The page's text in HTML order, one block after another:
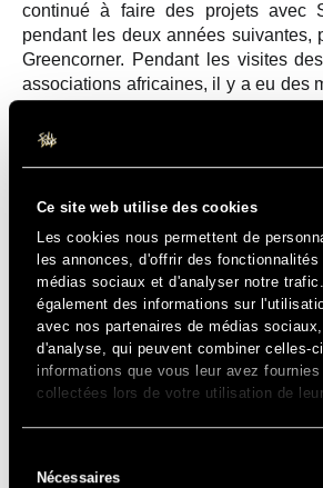
Ce site web utilise des cookies
Les cookies nous permettent de
les annonces, d'offrir des
médias sociaux et d'analyser notre
également des informations sur
avec nos partenaires de médias
d'analyse, qui peuvent combiner celles-
informations que vous leur avez
collectées lors de votre utilisation de
duNécessaires
continué à faire des projets avec
pendant les deux années suivantes,
Greencorner. Pendant les visites
associations africaines, il y a eu des
moments-là qu’on se rendait